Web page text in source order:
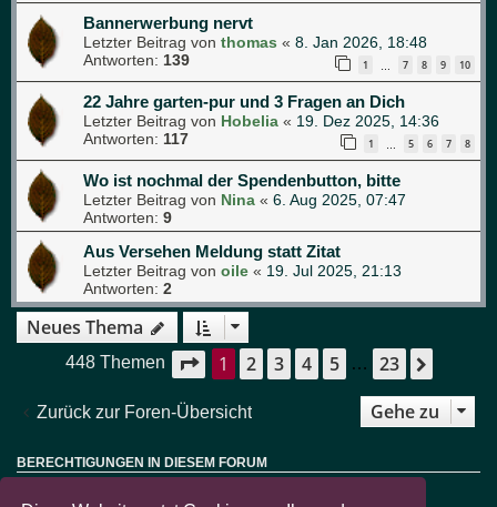
Bannerwerbung nervt
Letzter Beitrag von thomas « 8. Jan 2026, 18:48
Antworten: 139 1 7 8 9 10
22 Jahre garten-pur und 3 Fragen an Dich
Letzter Beitrag von Hobelia « 19. Dez 2025, 14:36
Antworten: 117 1 … 5 6 7 8
Wo ist nochmal der Spendenbutton, bitte
Letzter Beitrag von Nina « 6. Aug 2025, 07:47
Antworten: 9
Aus Versehen Meldung statt Zitat
Letzter Beitrag von oile « 19. Jul 2025, 21:13
Antworten: 2
Neues Thema
448 Themen Seite 1von 23
1 2 3 4 5 … 23
Zurück zur Foren-Übersicht Gehe zu
BERECHTIGUNGEN IN DIESEM FORUM